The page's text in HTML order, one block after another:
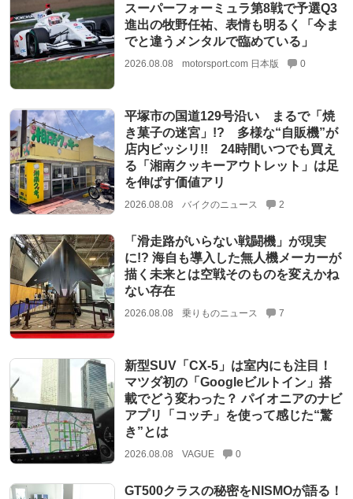
スーパーフォーミュラ第8戦で予選Q3
進出の牧野任祐、表情も明るく「今ま
でと違うメンタルで臨めている」
2026.08.08 motorsport.com 日本版 0
平塚市の国道129号沿い まるで「焼
き菓子の迷宮」!? 多様な“自販機”が
店内ビッシリ!! 24時間いつでも買え
る「湘南クッキーアウトレット」は足
を伸ばす価値アリ
2026.08.08 バイクのニュース 2
「滑走路がいらない戦闘機」が現実
に!? 海自も導入した無人機メーカーが
描く未来とは空戦そのものを変えかね
ない存在
2026.08.08 乗りものニュース 7
新型SUV「CX-5」は室内にも注目！
マツダ初の「Googleビルトイン」搭
載でどう変わった？ パイオニアのナビ
アプリ「コッチ」を使って感じた“驚
き”とは
2026.08.08 VAGUE 0
GT500クラスの秘密をNISMOが語る！